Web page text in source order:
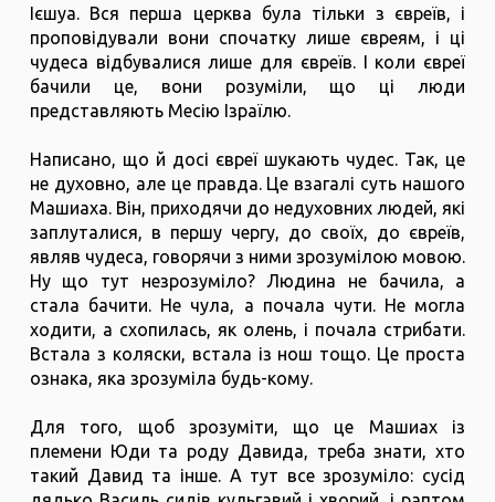
Ієшуа. Вся перша церква була тільки з євреїв, і
проповідували вони спочатку лише євреям, і ці
чудеса відбувалися лише для євреїв. І коли євреї
бачили це, вони розуміли, що ці люди
представляють Месію Ізраїлю.
Написано, що й досі євреї шукають чудес. Так, це
не духовно, але це правда. Це взагалі суть нашого
Машиаха. Він, приходячи до недуховних людей, які
заплуталися, в першу чергу, до своїх, до євреїв,
являв чудеса, говорячи з ними зрозумілою мовою.
Ну що тут незрозуміло? Людина не бачила, а
стала бачити. Не чула, а почала чути. Не могла
ходити, а схопилась, як олень, і почала стрибати.
Встала з коляски, встала із нош тощо. Це проста
ознака, яка зрозуміла будь-кому.
Для того, щоб зрозуміти, що це Машиах із
племени Юди та роду Давида, треба знати, хто
такий Давид та інше. А тут все зрозуміло: сусід